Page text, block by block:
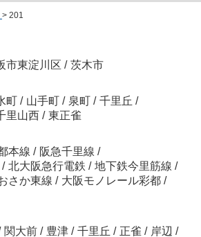
> 201
市東淀川区 / 茨木市
町 / 山手町 / 泉町 / 千里丘 /
里山西 / 東正雀
本線 / 阪急千里線 /
/ 北大阪急行電鉄 / 地下鉄今里筋線 /
さか東線 / 大阪モノレール彩都 /
関大前 / 豊津 / 千里丘 / 正雀 / 岸辺 /